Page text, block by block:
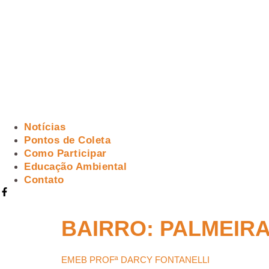
Notícias
Pontos de Coleta
Como Participar
Educação Ambiental
Contato
BAIRRO:
EMEB PROFª DARCY FONTANELLI